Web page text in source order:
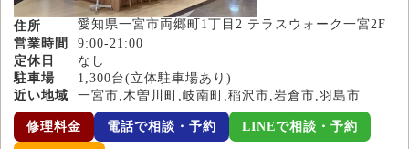
住所
愛知県一宮市両郷町1丁目2 テラスウォーク一宮2F
営業時間
9:00-21:00
定休日
なし
駐車場
1,300台(立体駐車場あり)
近い地域
一宮市,木曽川町,岐南町,稲沢市,岩倉市,羽島市
修理料金 電話で相談・予約 LINEで相談・予約